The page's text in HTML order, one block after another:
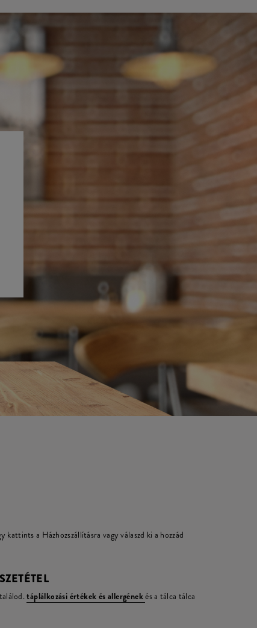
kattints a Házhozszállításra vagy válaszd ki a hozzád
táplálkozási értékek és allergénekés a tálca tálca